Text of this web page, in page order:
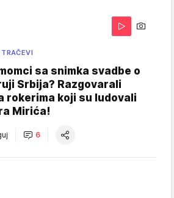
sa snimka svadbe o
Srbija? Razgovarali
rokerima koji su ludovali
Mirića!
6